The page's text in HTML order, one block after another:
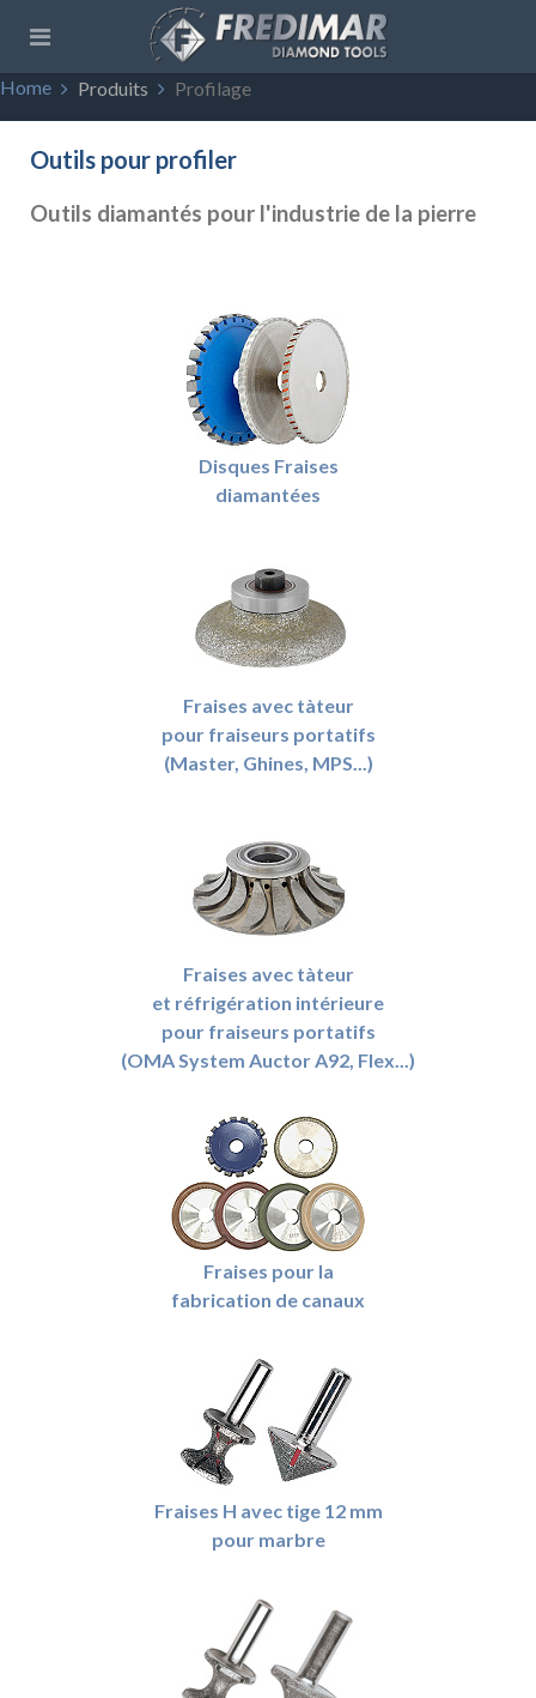
Home Produits Profilage
Outils pour profiler
Outils diamantés pour l'industrie de la pierre
Disques Fraises
diamantées
Fraises avec tàteur
pour fraiseurs portatifs
(Master, Ghines, MPS...)
Fraises avec tàteur
et réfrigération intérieure
pour fraiseurs portatifs
(OMA System Auctor A92, Flex...)
Fraises pour la
fabrication de canaux
Fraises H avec tige 12 mm
pour marbre